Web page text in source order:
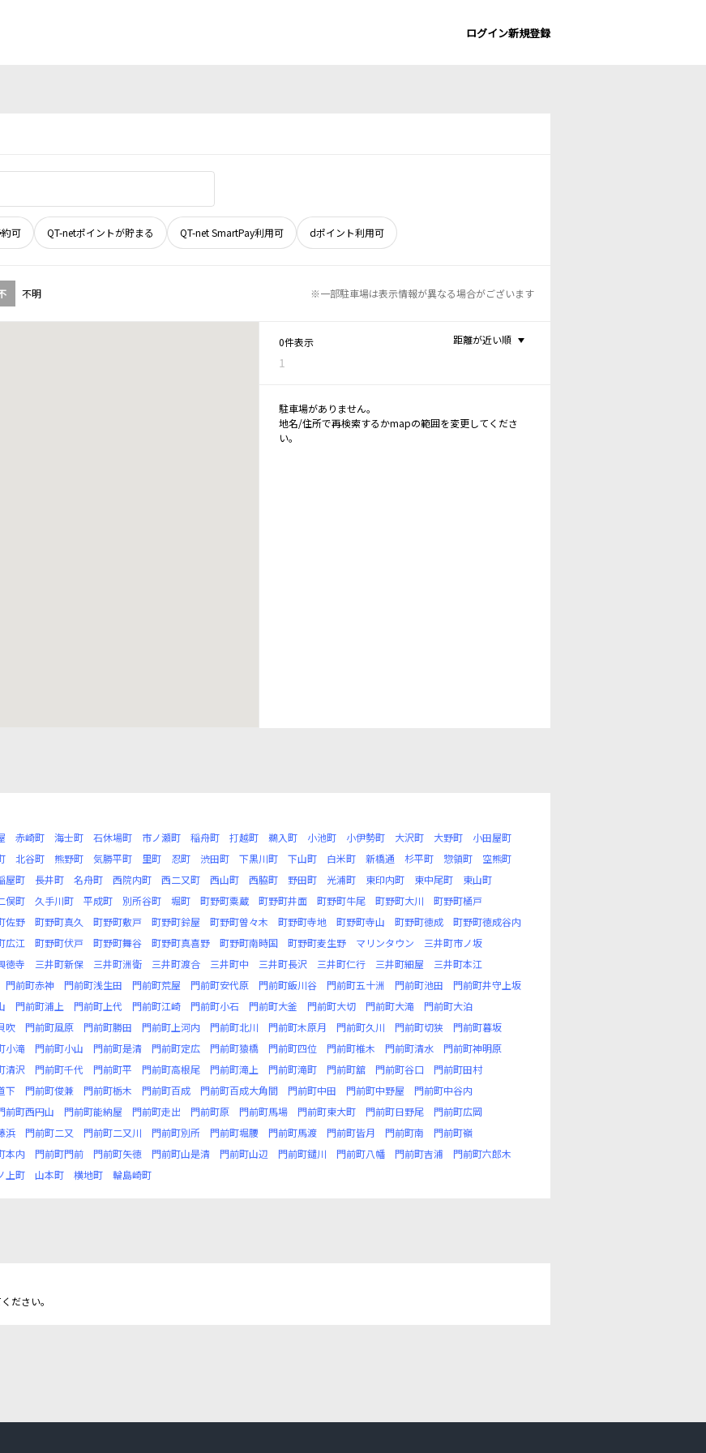
ログイン新規登録
可 QT-netポイントが貯まる QT-net SmartPay利用可 dポイント利用可
不明 ※一部駐車場は表示情報が異なる場合がございます
0件表示
1
距離が近い順
駐車場がありません。
地名/住所で再検索するかmapの範囲を変更してくださ
い。
赤崎町 海士町 石休場町 市ノ瀬町 稲舟町 打越町 鵜入町 小池町 小伊勢町 大沢町 大野町
小田屋町
北谷町 熊野町 気勝平町 里町 忍町 渋田町 下黒川町 下山町 白米町 新橋通 杉平町 惣領町
空熊町
屋町 長井町 名舟町 西院内町 西二又町 西山町 西脇町 野田町 光浦町 東印内町 東中尾町
東山町
俣町 久手川町 平成町 別所谷町 堀町 町野町粟蔵 町野町井面 町野町牛尾 町野町大川
町野町桶戸
佐野 町野町真久 町野町敷戸 町野町鈴屋 町野町曽々木 町野町寺地 町野町寺山 町野町徳成
町野町徳成谷内
広江 町野町伏戸 町野町舞谷 町野町真喜野 町野町南時国 町野町麦生野 マリンタウン
三井町市ノ坂
徳寺 三井町新保 三井町洲衛 三井町渡合 三井町中 三井町長沢 三井町仁行 三井町細屋
三井町本江
門前町赤神 門前町浅生田 門前町荒屋 門前町安代原 門前町飯川谷 門前町五十洲 門前町池田
門前町井守上坂
門前町浦上 門前町上代 門前町江崎 門前町小石 門前町大釜 門前町大切 門前町大滝
門前町大泊
吹 門前町風原 門前町勝田 門前町上河内 門前町北川 門前町木原月 門前町久川 門前町切狭
門前町暮坂
小滝 門前町小山 門前町是清 門前町定広 門前町猿橋 門前町四位 門前町椎木 門前町清水
門前町神明原
清沢 門前町千代 門前町平 門前町高根尾 門前町滝上 門前町滝町 門前町舘 門前町谷口
門前町田村
下 門前町俊兼 門前町栃木 門前町百成 門前町百成大角間 門前町中田 門前町中野屋
門前町中谷内
前町西円山 門前町能納屋 門前町走出 門前町原 門前町馬場 門前町東大町 門前町日野尾
門前町広岡
浜 門前町二又 門前町二又川 門前町別所 門前町堀腰 門前町馬渡 門前町皆月 門前町南
門前町嶺
本内 門前町門前 門前町矢徳 門前町山是清 門前町山辺 門前町鑓川 門前町八幡 門前町吉浦
門前町六郎木
上町 山本町 横地町 輪島崎町
ださい。